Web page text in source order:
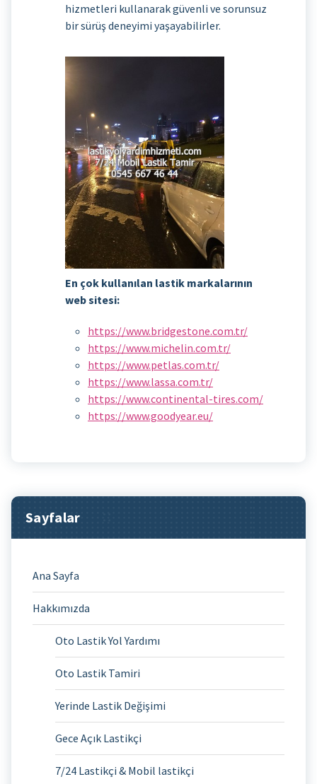
hizmetleri kullanarak güvenli ve sorunsuz
bir sürüş deneyimi yaşayabilirler.
En çok kullanılan lastik markalarının
web sitesi:
https://www.bridgestone.com.tr/
https://www.michelin.com.tr/
https://www.petlas.com.tr/
https://www.lassa.com.tr/
https://www.continental-tires.com/
https://www.goodyear.eu/
Sayfalar
Ana Sayfa
Hakkımızda
Oto Lastik Yol Yardımı
Oto Lastik Tamiri
Yerinde Lastik Değişimi
Gece Açık Lastikçi
7/24 Lastikçi & Mobil lastikçi